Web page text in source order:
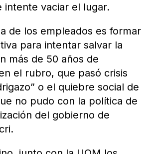
intente vaciar el lugar.
de los empleados es formar
para intentar salvar la
más de 50 años de
el rubro, que pasó crisis
o el quiebre social de
no pudo con la política de
del gobierno de